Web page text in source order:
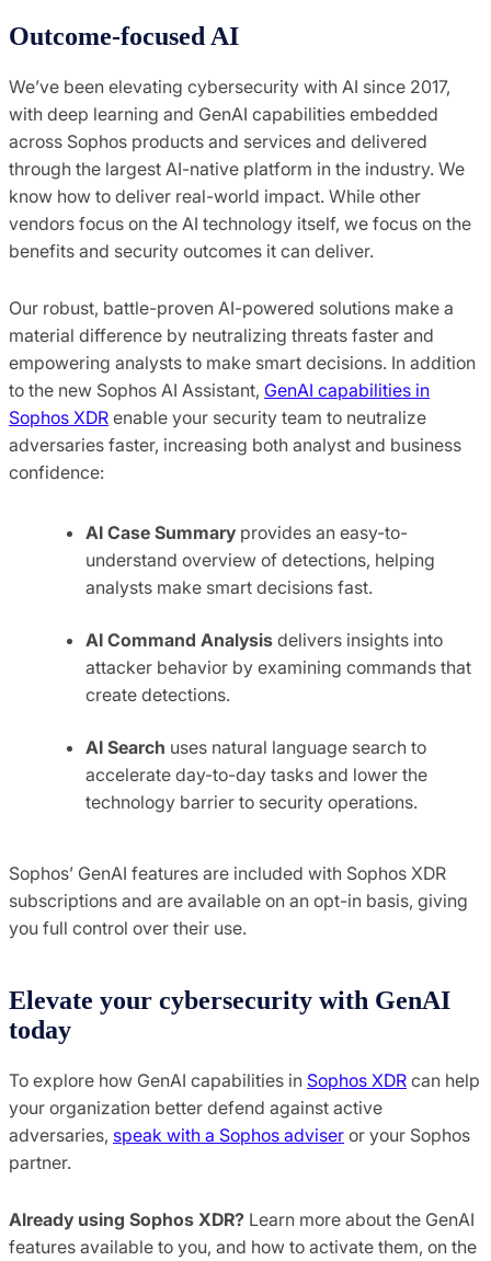
Outcome-focused AI
We’ve been elevating cybersecurity with AI since 2017,
with deep learning and GenAI capabilities embedded
across Sophos products and services and delivered
through the largest AI-native platform in the industry. We
know how to deliver real-world impact. While other
vendors focus on the AI technology itself, we focus on the
benefits and security outcomes it can deliver.
Our robust, battle-proven AI-powered solutions make a
material difference by neutralizing threats faster and
empowering analysts to make smart decisions. In addition
to the new Sophos AI Assistant, GenAI capabilities in
Sophos XDR enable your security team to neutralize
adversaries faster, increasing both analyst and business
confidence:
AI Case Summary provides an easy-to-
understand overview of detections, helping
analysts make smart decisions fast.
AI Command Analysis delivers insights into
attacker behavior by examining commands that
create detections.
AI Search uses natural language search to
accelerate day-to-day tasks and lower the
technology barrier to security operations.
Sophos’ GenAI features are included with Sophos XDR
subscriptions and are available on an opt-in basis, giving
you full control over their use.
Elevate your cybersecurity with GenAI
today
To explore how GenAI capabilities in Sophos XDR can help
your organization better defend against active
adversaries, speak with a Sophos adviser or your Sophos
partner.
Already using Sophos XDR? Learn more about the GenAI
features available to you, and how to activate them, on the